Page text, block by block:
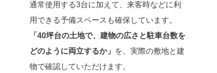
通常使用する3台に加えて、来客時などに利
用できる予備スペースも確保しています。
「40坪台の土地で、建物の広さと駐車台数を
どのように両立するか」
を、実際の敷地と建
物で確認していただけます。